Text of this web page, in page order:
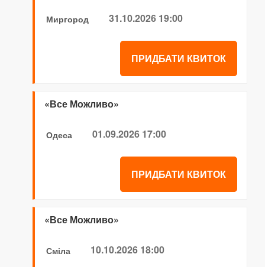
Миргород 31.10.2026 19:00
ПРИДБАТИ КВИТОК
«Все Можливо»
Одеса 01.09.2026 17:00
ПРИДБАТИ КВИТОК
«Все Можливо»
Сміла 10.10.2026 18:00